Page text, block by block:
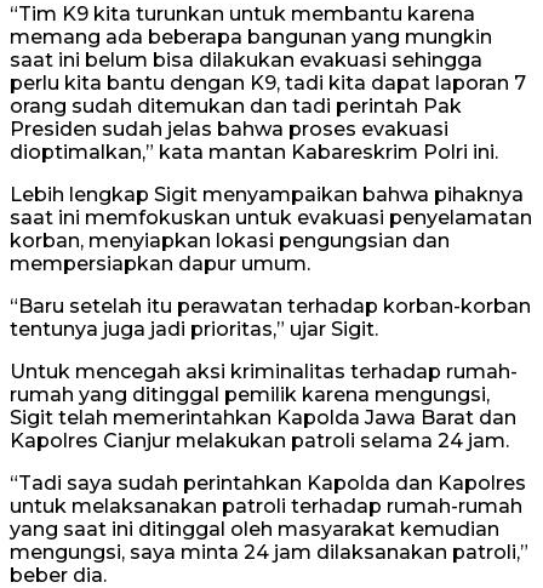
“Tim K9 kita turunkan untuk membantu karena
memang ada beberapa bangunan yang mungkin
saat ini belum bisa dilakukan evakuasi sehingga
perlu kita bantu dengan K9, tadi kita dapat laporan 7
orang sudah ditemukan dan tadi perintah Pak
Presiden sudah jelas bahwa proses evakuasi
dioptimalkan,” kata mantan Kabareskrim Polri ini.
Lebih lengkap Sigit menyampaikan bahwa pihaknya
saat ini memfokuskan untuk evakuasi penyelamatan
korban, menyiapkan lokasi pengungsian dan
mempersiapkan dapur umum.
“Baru setelah itu perawatan terhadap korban-korban
tentunya juga jadi prioritas,” ujar Sigit.
Untuk mencegah aksi kriminalitas terhadap rumah-
rumah yang ditinggal pemilik karena mengungsi,
Sigit telah memerintahkan Kapolda Jawa Barat dan
Kapolres Cianjur melakukan patroli selama 24 jam.
“Tadi saya sudah perintahkan Kapolda dan Kapolres
untuk melaksanakan patroli terhadap rumah-rumah
yang saat ini ditinggal oleh masyarakat kemudian
mengungsi, saya minta 24 jam dilaksanakan patroli,”
beber dia.